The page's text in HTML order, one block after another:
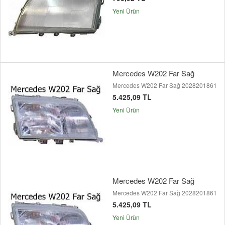
Yeni Ürün
Mercedes W202 Far Sağ
Mercedes W202 Far Sağ 2028201861
5.425,09 TL
Yeni Ürün
Mercedes W202 Far Sağ
Mercedes W202 Far Sağ 2028201861
5.425,09 TL
Yeni Ürün